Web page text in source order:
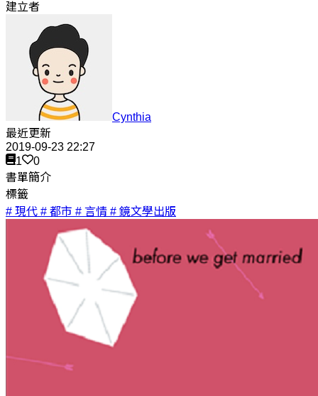
建立者
Cynthia
最近更新
2019-09-23 22:27
1
0
書單簡介
標籤
# 現代 # 都市 # 言情 # 鏡文學出版